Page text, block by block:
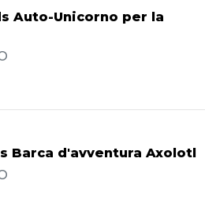
Auto-Unicorno per la
Barca d'avventura Axolotl